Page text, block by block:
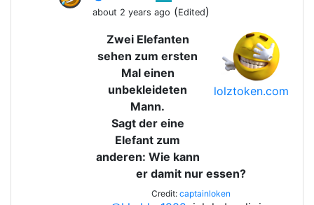
about 2 years ago (Edited)
lolztoken.com
Zwei Elefanten
sehen zum ersten
Mal einen
unbekleideten
Mann.
Sagt der eine
Elefant zum
anderen: Wie kann
er damit nur essen?
Credit: captainloken